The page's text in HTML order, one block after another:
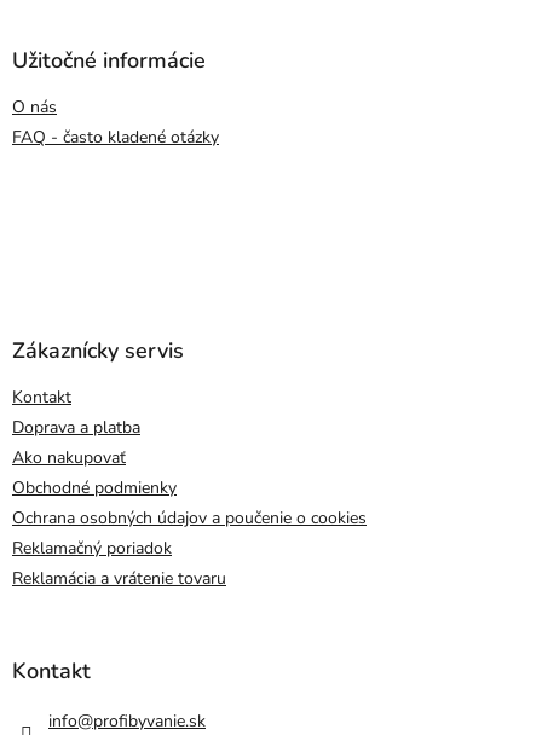
Užitočné informácie
O nás
FAQ - často kladené otázky
Zákaznícky servis
Kontakt
Doprava a platba
Ako nakupovať
Obchodné podmienky
Ochrana osobných údajov a poučenie o cookies
Reklamačný poriadok
Reklamácia a vrátenie tovaru
Kontakt
info@profibyvanie.sk